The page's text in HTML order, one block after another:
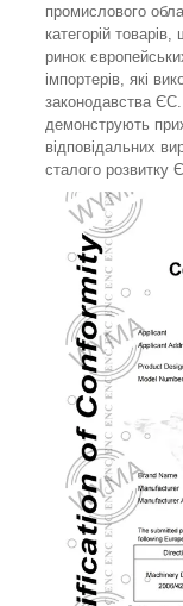
промислового
категорій
ринок
імпортерів, які
законодавства
демонструють
відповідальних
сталого розвитку